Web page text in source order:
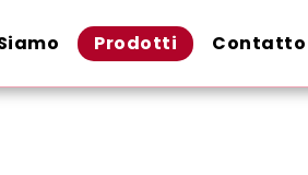
Prodotti Contatto